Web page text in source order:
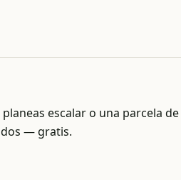
escalar o una parcela
— gratis.